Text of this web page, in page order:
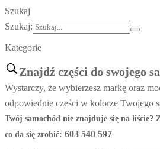
Znajdź części do swojego
Wystarczy, że wybierzesz markę oraz
odpowiednie cześci w kolorze Twojego
Twój samochód nie znajduje się na liście?
co da się zrobić: 603 540 597
Szukaj
Szukaj:
Kategorie